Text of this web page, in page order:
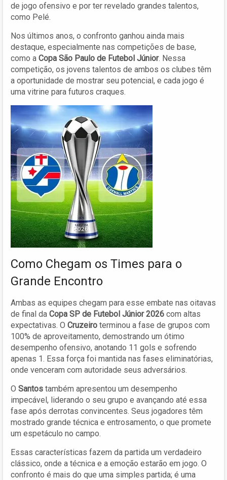
de jogo ofensivo e por ter revelado grandes talentos,
como Pelé.
Nos últimos anos, o confronto ganhou ainda mais
destaque, especialmente nas competições de base,
como a Copa São Paulo de Futebol Júnior. Nessa
competição, os jovens talentos de ambos os clubes têm
a oportunidade de mostrar seu potencial, e cada jogo é
uma vitrine para futuros craques.
Como Chegam os Times para o
Grande Encontro
Ambas as equipes chegam para esse embate nas oitavas
de final da Copa SP de Futebol Júnior 2026 com altas
expectativas. O Cruzeiro terminou a fase de grupos com
100% de aproveitamento, demostrando um ótimo
desempenho ofensivo, anotando 11 gols e sofrendo
apenas 1. Essa força foi mantida nas fases eliminatórias,
onde venceram com autoridade seus adversários.
O Santos também apresentou um desempenho
impecável, liderando o seu grupo e avançando até essa
fase após derrotas convincentes. Seus jogadores têm
mostrado grande técnica e entrosamento, o que promete
um espetáculo no campo.
Essas características fazem da partida um verdadeiro
clássico, onde a técnica e a emoção estarão em jogo. O
confronto é mais do que uma simples partida; é uma